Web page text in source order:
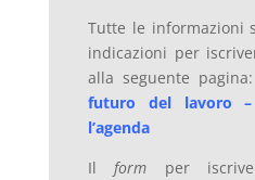
Tutte le informazioni
indicazioni per
alla seguente
futuro del lavoro
l’agenda
Ilform per